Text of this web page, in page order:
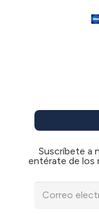
Suscríbete a
entérate de los